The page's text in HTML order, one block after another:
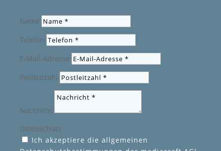
Name
Telefon
E-Mail-Adresse
Postleitzahl
Nachricht
Datenschutz
Ich akzeptiere die allgemeinen